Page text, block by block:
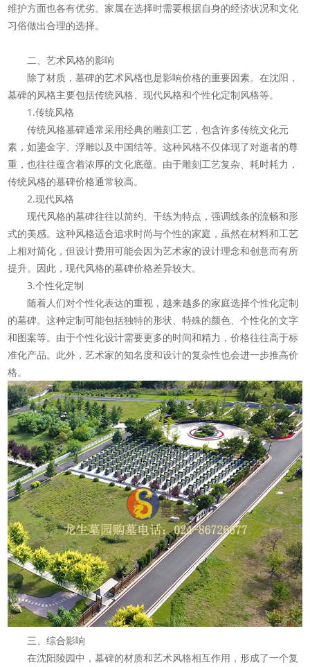
维护方面也各有优劣。家属在选择时需要根据自身的经济状况和文化
习俗做出合理的选择。
二、艺术风格的影响
除了材质，墓碑的艺术风格也是影响价格的重要因素。在沈阳，
墓碑的风格主要包括传统风格、现代风格和个性化定制风格等。
1.传统风格
传统风格墓碑通常采用经典的雕刻工艺，包含许多传统文化元
素，如鎏金字、浮雕以及中国结等。这种风格不仅体现了对逝者的尊
重，也往往蕴含着浓厚的文化底蕴。由于雕刻工艺复杂、耗时耗力，
传统风格的墓碑价格通常较高。
2.现代风格
现代风格的墓碑往往以简约、干练为特点，强调线条的流畅和形
式的美感。这种风格适合追求时尚与个性的家庭，虽然在材料和工艺
上相对简化，但设计费用可能会因为艺术家的设计理念和创意而有所
提升。因此，现代风格的墓碑价格差异较大。
3.个性化定制
随着人们对个性化表达的重视，越来越多的家庭选择个性化定制
的墓碑。这种定制可能包括独特的形状、特殊的颜色、个性化的文字
和图案等。由于个性化设计需要更多的时间和精力，价格往往高于标
准化产品。此外，艺术家的知名度和设计的复杂性也会进一步推高价
格。
三、综合影响
在沈阳陵园中，墓碑的材质和艺术风格相互作用，形成了一个复